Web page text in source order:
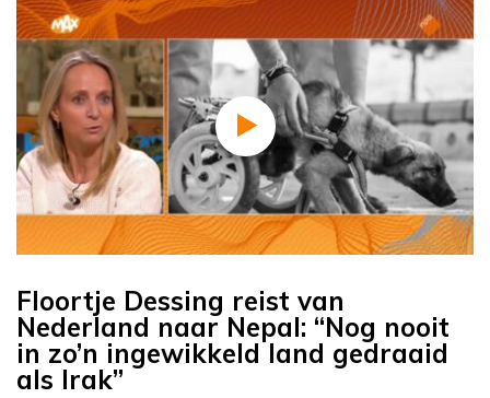
Floortje Dessing reist van
Nederland naar Nepal: “Nog nooit
in zo’n ingewikkeld land gedraaid
als Irak”